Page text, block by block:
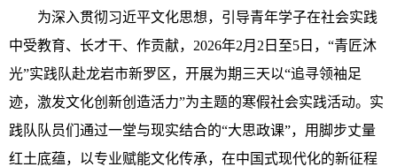
为深入贯彻习近平文化思想，引导青年学子在社会实践
中受教育、长才干、作贡献，2026年2月2日至5日，“青匠沐
光”实践队赴龙岩市新罗区，开展为期三天以“追寻领袖足
迹，激发文化创新创造活力”为主题的寒假社会实践活动。实
践队队员们通过一堂与现实结合的“大思政课”，用脚步丈量
红土底蕴，以专业赋能文化传承，在中国式现代化的新征程